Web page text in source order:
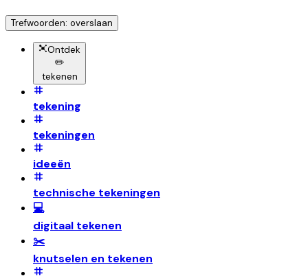
Trefwoorden: overslaan
Ontdek
✏️
tekenen
tekening
tekeningen
ideeën
technische tekeningen
💻
digitaal tekenen
✂️
knutselen en tekenen